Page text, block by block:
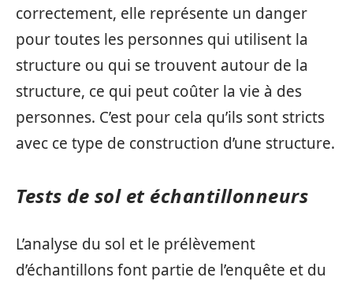
correctement, elle représente un danger
pour toutes les personnes qui utilisent la
structure ou qui se trouvent autour de la
structure, ce qui peut coûter la vie à des
personnes. C’est pour cela qu’ils sont stricts
avec ce type de construction d’une structure.
Tests de sol et échantillonneurs
L’analyse du sol et le prélèvement
d’échantillons font partie de l’enquête et du